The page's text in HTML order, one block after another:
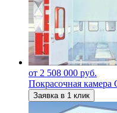
от 2 508 000 руб.
Покрасочная
Заявка в 1 клик